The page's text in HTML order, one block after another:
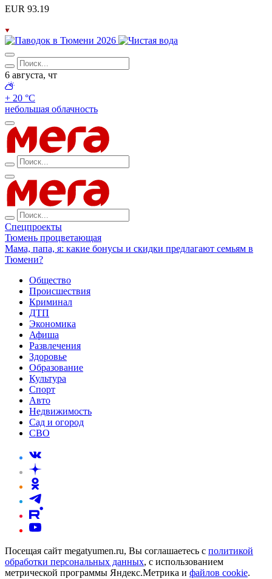
EUR 93.19
6 августа, чт
+ 20 °С
небольшая облачность
Спецпроекты
Тюмень процветающая
Мама, папа, я: какие бонусы и скидки предлагают семьям в
Тюмени?
Общество
Происшествия
Криминал
ДТП
Экономика
Афиша
Развлечения
Здоровье
Образование
Культура
Спорт
Авто
Недвижимость
Сад и огород
СВО
Посещая сайт megatyumen.ru, Вы соглашаетесь с политикой
обработки персональных данных, с использованием
метрической программы Яндекс.Метрика и файлов cookie.